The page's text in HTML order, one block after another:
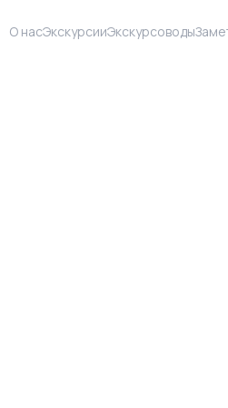
О насЭкскурсииЭкскурсоводы